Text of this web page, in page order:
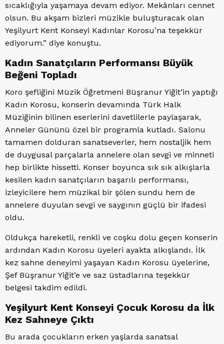
sıcaklığıyla yaşamaya devam ediyor. Mekânları cennet
olsun. Bu akşam bizleri müzikle buluşturacak olan
Yeşilyurt Kent Konseyi Kadınlar Korosu’na teşekkür
ediyorum.” diye konuştu.
Kadın Sanatçıların Performansı Büyük
Beğeni Topladı
Koro şefliğini Müzik Öğretmeni Büşranur Yiğit’in yaptığı
Kadın Korosu, konserin devamında Türk Halk
Müziğinin bilinen eserlerini davetlilerle paylaşarak,
Anneler Gününü özel bir programla kutladı. Salonu
tamamen dolduran sanatseverler, hem nostaljik hem
de duygusal parçalarla annelere olan sevgi ve minneti
hep birlikte hissetti. Konser boyunca sık sık alkışlarla
kesilen kadın sanatçıların başarılı performansı,
izleyicilere hem müzikal bir şölen sundu hem de
annelere duyulan sevgi ve saygının güçlü bir ifadesi
oldu.
Oldukça hareketli, renkli ve coşku dolu geçen konserin
ardından Kadın Korosu üyeleri ayakta alkışlandı. İlk
kez sahne deneyimi yaşayan Kadın Korosu üyelerine,
Şef Büşranur Yiğit’e ve saz üstadlarına teşekkür
belgesi takdim edildi.
Yeşilyurt Kent Konseyi Çocuk Korosu da İlk
Kez Sahneye Çıktı
Bu arada çocukların erken yaşlarda sanatsal